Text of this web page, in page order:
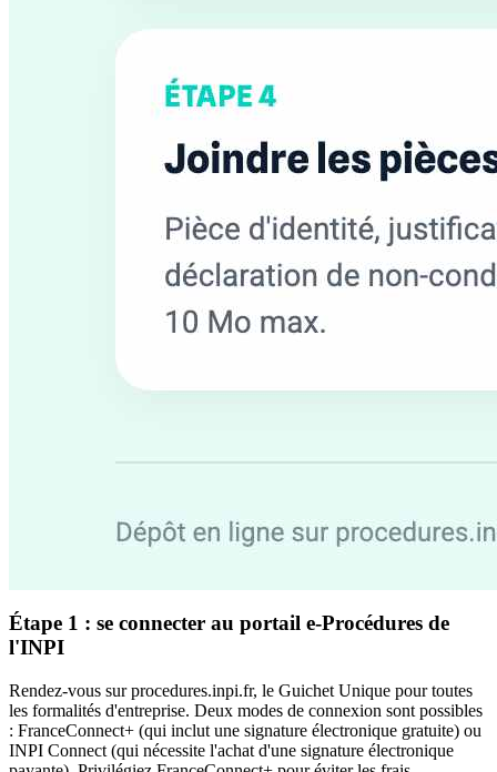
Étape 1 : se connecter au portail e-Procédures de
l'INPI
Rendez-vous sur procedures.inpi.fr, le Guichet Unique pour toutes
les formalités d'entreprise. Deux modes de connexion sont possibles
: FranceConnect+ (qui inclut une signature électronique gratuite) ou
INPI Connect (qui nécessite l'achat d'une signature électronique